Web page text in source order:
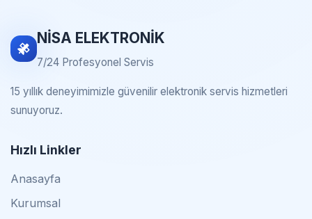
NİSA ELEKTRONİK
7/24 Profesyonel Servis
15 yıllık deneyimimizle güvenilir elektronik servis hizmetleri
sunuyoruz.
Hızlı Linkler
Anasayfa
Kurumsal